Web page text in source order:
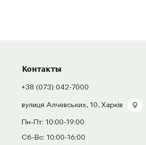
Контакты
+38 (073) 042-7000
вулиця Алчевських, 10, Харків
Пн-Пт: 10:00-19:00
Сб-Вс: 10:00-16:00